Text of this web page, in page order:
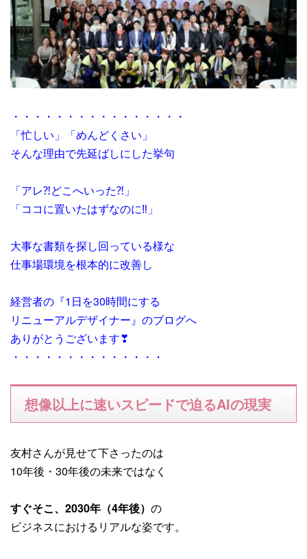
・・・・・・・・・・・・・・・・
「忙しい」「めんどくさい」
そんな理由で先延ばしにした挙句
「アレ⁈どこへいった⁈」
「ココに置いたはずなのに‼」
大事な書類を探し回っている様な
仕事場環境を根本的に改善し
経営者の『1日を30時間にする
リニューアルデザイナー』のブログへ
ありがとうございます❣
・・・・・・・・・・・・・・
想像以上に速いスピードで迫るAIの現実
友村さんが見せて下さったのは
10年後・30年後の未来ではなく
すぐそこ、2030年（4年後） の
ビジネスにおけるリアルな姿です。